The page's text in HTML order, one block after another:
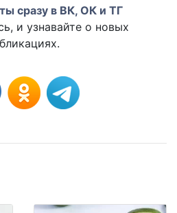
сразу в ВК, ОК и ТГ
и узнавайте о новых